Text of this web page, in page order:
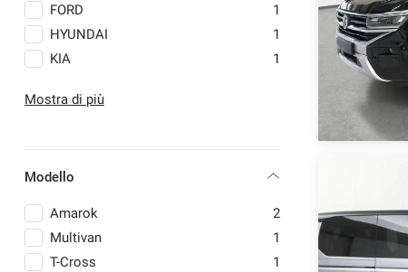
FORD
1
HYUNDAI
1
KIA
1
MASERATI
NISSAN
3
OPEL
1
PEUGEOT
4
RENAULT
1
Mostra di più
Modello
Amarok
2
Multivan
1
T-Cross
1
qualsiasi
momento.
Cookie delle preferenze